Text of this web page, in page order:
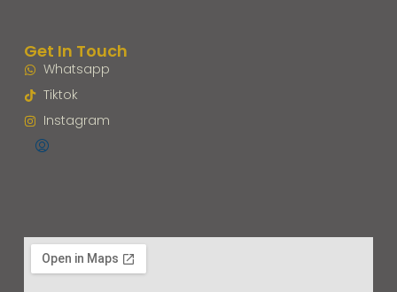
Get In Touch
Whatsapp
Tiktok
Instagram